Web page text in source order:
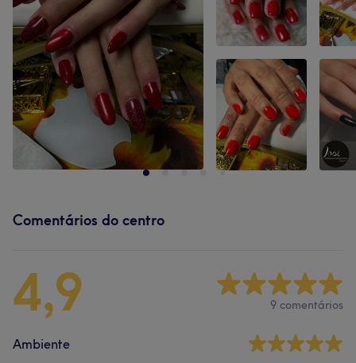
Comentários do centro
4,9 9 comentários
Ambiente